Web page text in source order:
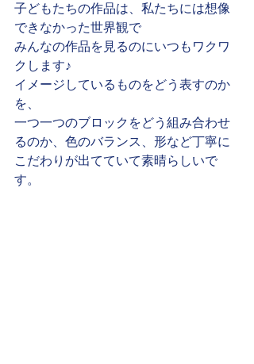
子どもたちの作品は、私たちには想像
できなかった世界観で
みんなの作品を見るのにいつもワクワ
クします♪
イメージしているものをどう表すのか
を、
一つ一つのブロックをどう組み合わせ
るのか、色のバランス、形など丁寧に
こだわりが出てていて素晴らしいで
す。